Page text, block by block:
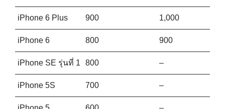
iPhone 6 Plus 900 1,000
iPhone 6 800 900
iPhone SE รุ่นที่ 1 800 –
iPhone 5S 700 –